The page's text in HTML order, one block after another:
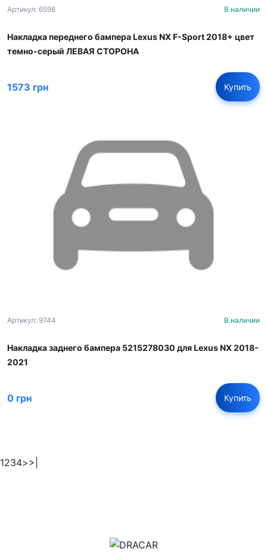
Артикул: 6598 В наличии
Накладка переднего бампера Lexus NX F-Sport 2018+ цвет
темно-серый ЛЕВАЯ СТОРОНА
1573 грн Купить
Артикул: 9744 В наличии
Накладка заднего бампера 5215278030 для Lexus NX 2018-
2021
0 грн Купить
1234>>|